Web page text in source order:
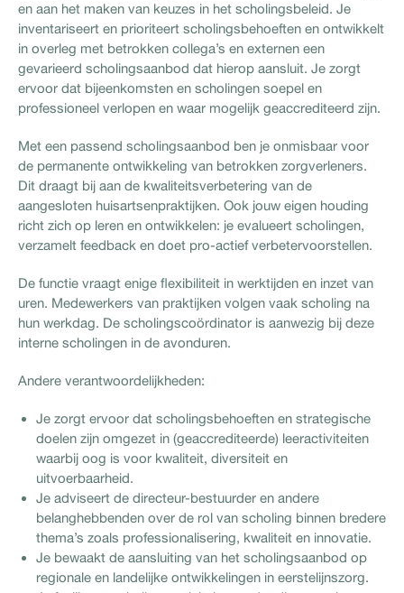
en aan het maken van keuzes in het scholingsbeleid. Je
inventariseert en prioriteert scholingsbehoeften en ontwikkelt
in overleg met betrokken collega’s en externen een
gevarieerd scholingsaanbod dat hierop aansluit. Je zorgt
ervoor dat bijeenkomsten en scholingen soepel en
professioneel verlopen en waar mogelijk geaccrediteerd zijn.
Met een passend scholingsaanbod ben je onmisbaar voor
de permanente ontwikkeling van betrokken zorgverleners.
Dit draagt bij aan de kwaliteitsverbetering van de
aangesloten huisartsenpraktijken. Ook jouw eigen houding
richt zich op leren en ontwikkelen: je evalueert scholingen,
verzamelt feedback en doet pro-actief verbetervoorstellen.
De functie vraagt enige flexibiliteit in werktijden en inzet van
uren. Medewerkers van praktijken volgen vaak scholing na
hun werkdag. De scholingscoördinator is aanwezig bij deze
interne scholingen in de avonduren.
Andere verantwoordelijkheden:
Je zorgt ervoor dat scholingsbehoeften en strategische
doelen zijn omgezet in (geaccrediteerde) leeractiviteiten
waarbij oog is voor kwaliteit, diversiteit en
uitvoerbaarheid.
Je adviseert de directeur-bestuurder en andere
belanghebbenden over de rol van scholing binnen bredere
thema’s zoals professionalisering, kwaliteit en innovatie.
Je bewaakt de aansluiting van het scholingsaanbod op
regionale en landelijke ontwikkelingen in eerstelijnszorg.